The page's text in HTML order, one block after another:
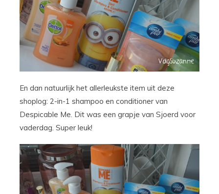
En dan natuurlijk het allerleukste item uit deze
shoplog: 2-in-1 shampoo en conditioner van
Despicable Me. Dit was een grapje van Sjoerd voor
vaderdag. Super leuk!